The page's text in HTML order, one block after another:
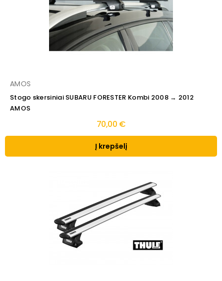
AMOS
Stogo skersiniai SUBARU FORESTER Kombi 2008 → 2012
AMOS
70,00 €
Į krepšelį